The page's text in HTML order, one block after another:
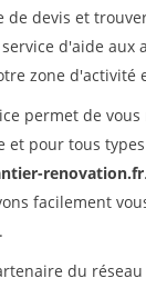
devis et
d'aide aux
zone
permet de
et pour tous
renovation.fr
facilement
du réseau